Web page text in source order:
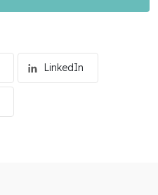
LinkedIn